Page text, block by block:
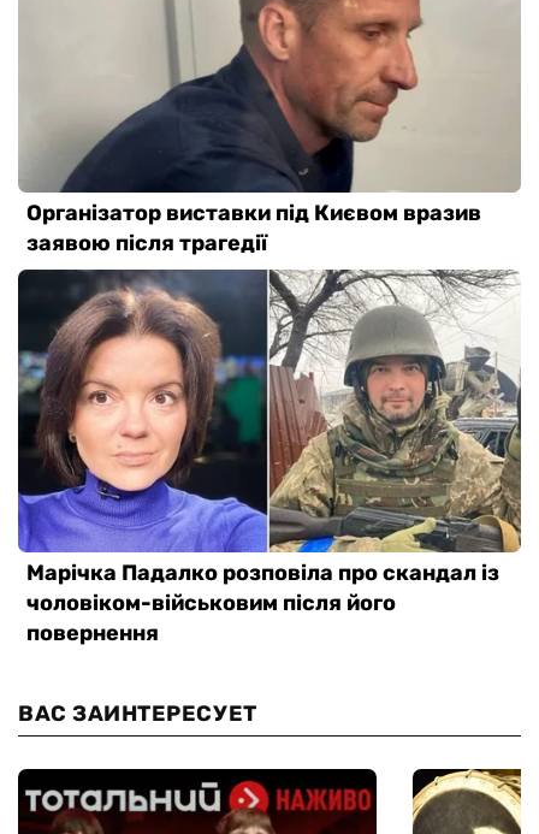
ВАС ЗАИНТЕРЕСУЕТ